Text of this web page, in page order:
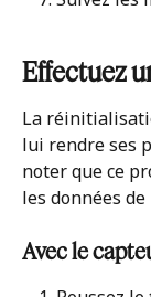
Effectuez
La
lui rendre ses
noter que ce
les données
Avec le